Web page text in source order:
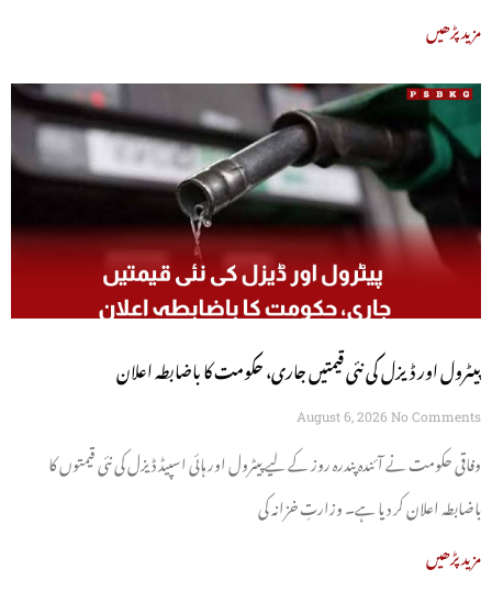
مزید پڑھیں
پیٹرول اور ڈیزل کی نئی قیمتیں جاری، حکومت کا باضابطہ اعلان
August 6, 2026 No Comments
وفاقی حکومت نے آئندہ پندرہ روز کے لیے پیٹرول اور ہائی اسپیڈ ڈیزل کی نئی قیمتوں کا
باضابطہ اعلان کر دیا ہے۔ وزارتِ خزانہ کی
مزید پڑھیں